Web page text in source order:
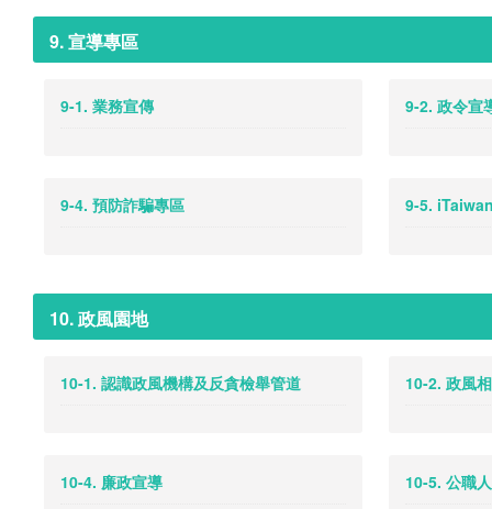
9. 宣導專區
9-1. 業務宣傳 9-2. 政令宣
9-4. 預防詐騙專區 9-5.
10. 政風園地
10-1. 認識政風機構及反貪檢舉管道 10-2. 政風
10-4. 廉政宣導 10-5. 公職